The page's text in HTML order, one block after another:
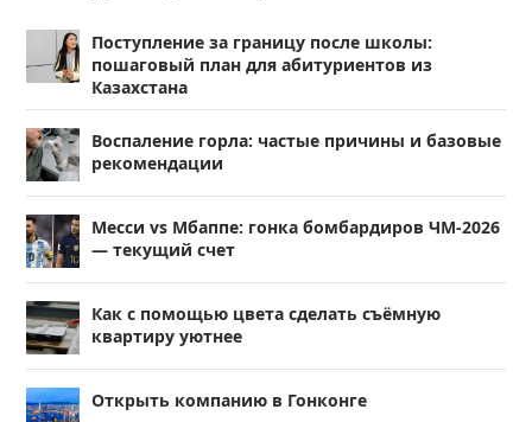
Поступление за границу после школы:
пошаговый план для абитуриентов из
Казахстана
Воспаление горла: частые причины и базовые
рекомендации
Месси vs Мбаппе: гонка бомбардиров ЧМ-2026
— текущий счет
Как с помощью цвета сделать съёмную
квартиру уютнее
Открыть компанию в Гонконге